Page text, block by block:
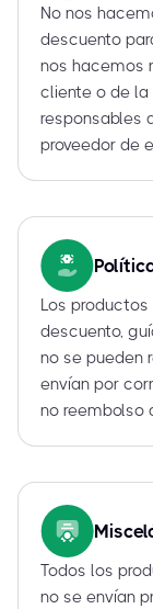
No nos
descuento
nos hacemos
cliente o de la
responsables
proveedor de
Los
descuento,
no se pueden
envían por
no reembolso
Todos los
no se envían